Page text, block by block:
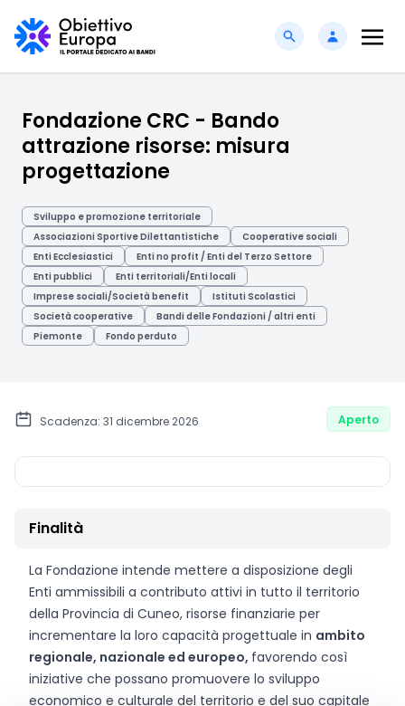
Fondazione CRC - Bando
attrazione risorse: misura
progettazione
Sviluppo e promozione territoriale
Associazioni Sportive Dilettantistiche
Cooperative sociali
Enti Ecclesiastici
Enti no profit / Enti del Terzo Settore
Enti pubblici
Enti territoriali/Enti locali
Imprese sociali/Società benefit
Istituti Scolastici
Società cooperative
Bandi delle Fondazioni / altri enti
Piemonte
Fondo perduto
Scadenza: 31 dicembre 2026 Aperto
Finalità
La Fondazione intende mettere a disposizione degli
Enti ammissibili a contributo attivi in tutto il territorio
della Provincia di Cuneo, risorse finanziarie per
incrementare la loro capacità progettuale in ambito
regionale, nazionale ed europeo, favorendo così
iniziative che possano promuovere lo sviluppo
economico e culturale del territorio e del suo capitale